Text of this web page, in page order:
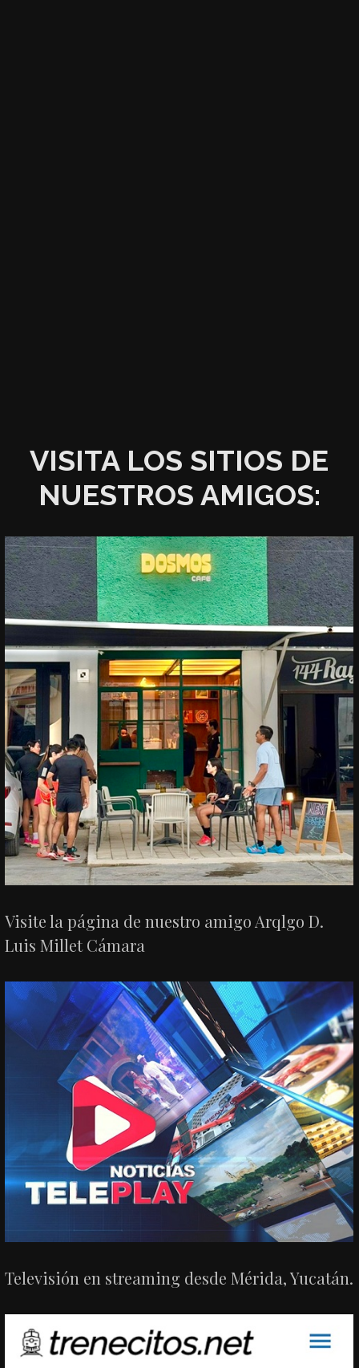
VISITA LOS SITIOS DE
NUESTROS AMIGOS:
Visite la página de nuestro amigo Arqlgo D.
Luis Millet Cámara
Televisión en streaming desde Mérida, Yucatán.